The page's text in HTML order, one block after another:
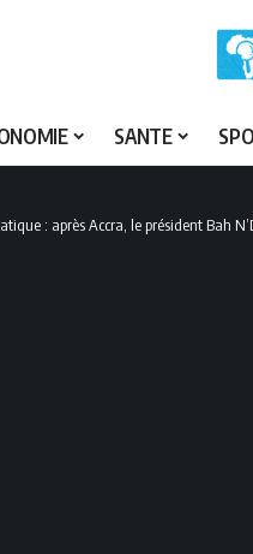
SANTE
: après Accra, le président Bah